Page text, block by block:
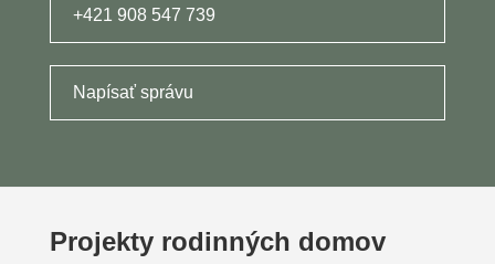
+421 908 547 739
Napísať správu
Projekty rodinných domov